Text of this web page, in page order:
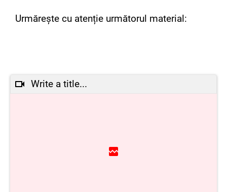
Urmărește cu atenție următorul material:
Write a title...